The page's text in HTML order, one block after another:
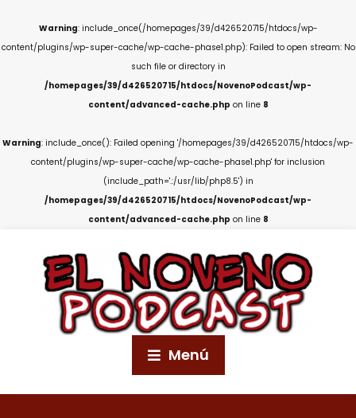
Warning: include_once(/homepages/39/d426520715/htdocs/wp-
content/plugins/wp-super-cache/wp-cache-phase1.php): Failed to open stream: No
such file or directory in
/homepages/39/d426520715/htdocs/NovenoPodcast/wp-
content/advanced-cache.php on line 8
Warning: include_once(): Failed opening '/homepages/39/d426520715/htdocs/wp-
content/plugins/wp-super-cache/wp-cache-phase1.php' for inclusion
(include_path='.:/usr/lib/php8.5') in
/homepages/39/d426520715/htdocs/NovenoPodcast/wp-
content/advanced-cache.php on line 8
Menú